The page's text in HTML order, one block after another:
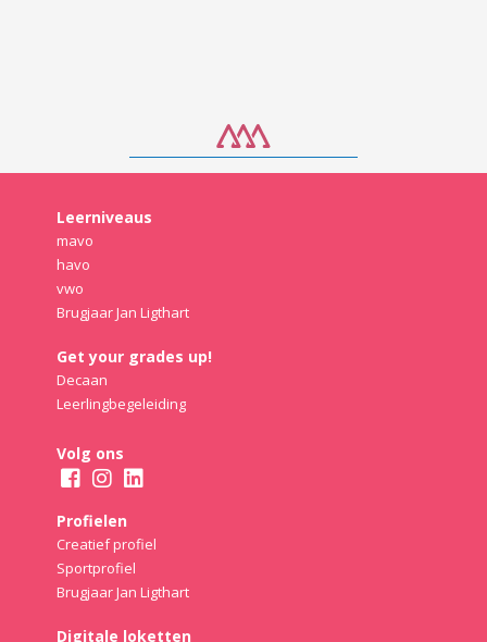
Leerniveaus
mavo
havo
vwo
Brugjaar Jan Ligthart
Get your grades up!
Decaan
Leerlingbegeleiding
Volg ons
Profielen
Creatief profiel
Sportprofiel
Brugjaar Jan Ligthart
Digitale loketten